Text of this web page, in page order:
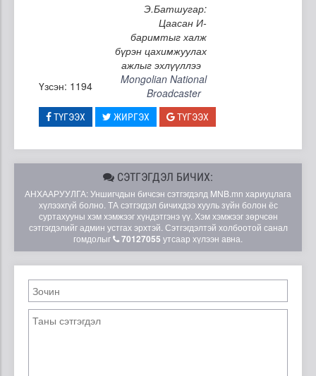
Э.Батшугар:
Цаасан И-
баримтыг халж
бүрэн цахимжуулах
ажлыг эхлүүллээ
Үзсэн: 1194
Mongolian National
Broadcaster
ТҮГЭЭХ ЖИРГЭХ ТҮГЭЭХ
СЭТГЭГДЭЛ БИЧИХ:
АНХААРУУЛГА: Уншигчдын бичсэн сэтгэгдэлд MNB.mn хариуцлага
хүлээхгүй болно. ТА сэтгэгдэл бичихдээ хууль зүйн болон ёс
суртахууны хэм хэмжээг хүндэтгэнэ үү. Хэм хэмжээг зөрчсөн
сэтгэгдэлийг админ устгах эрхтэй. Сэтгэгдэлтэй холбоотой санал
гомдолыг
70127055 утсаар хүлээн авна.